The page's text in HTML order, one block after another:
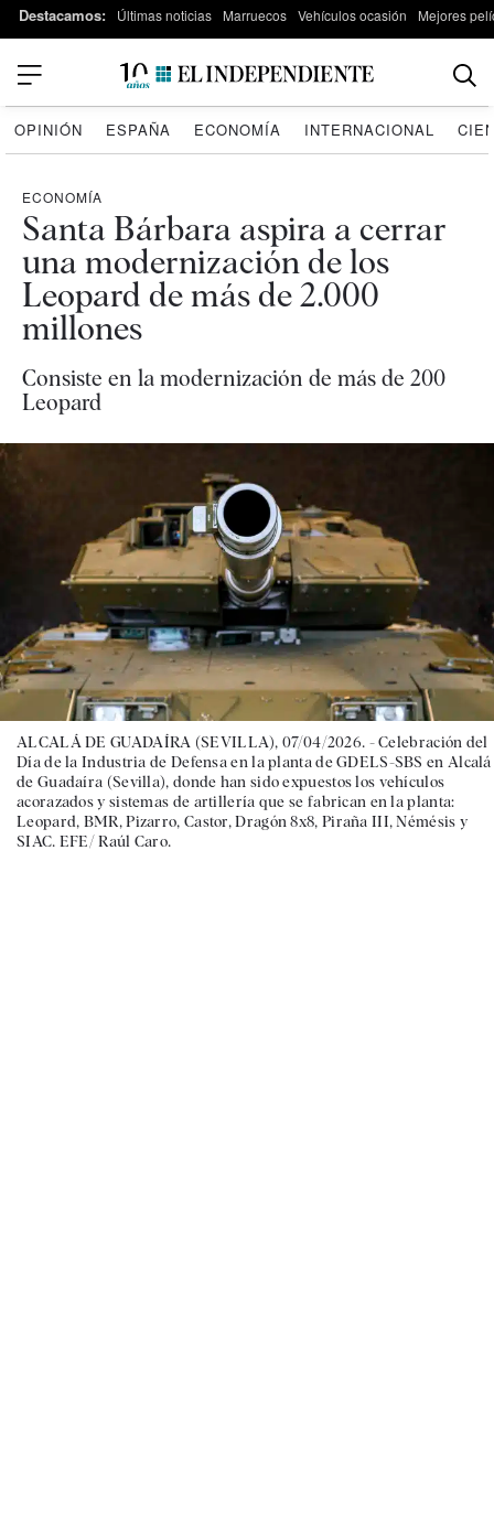
Destacamos: Últimas noticias Marruecos Vehículos ocasión Mejores
OPINIÓN ESPAÑA ECONOMÍA INTERNACIONAL
ECONOMÍA
Santa Bárbara aspira a cerrar
una modernización de los
Leopard de más de 2.000
millones
Consiste en la modernización de más de 200
Leopard
ALCALÁ DE GUADAÍRA (SEVILLA), 07/04/2026. - Celebración del
Día de la Industria de Defensa en la planta de GDELS-SBS en Alcalá
de Guadaíra (Sevilla), donde han sido expuestos los vehículos
acorazados y sistemas de artillería que se fabrican en la planta:
Leopard, BMR, Pizarro, Castor, Dragón 8x8, Piraña III, Némésis y
SIAC. EFE/ Raúl Caro.